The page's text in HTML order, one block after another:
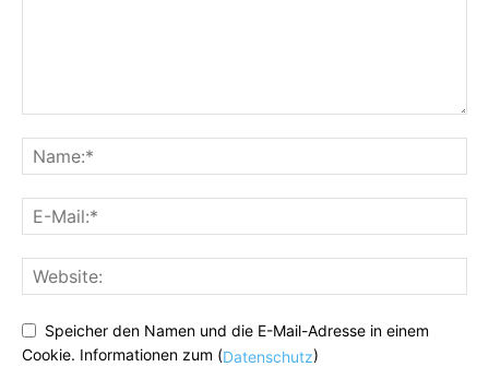
Speicher den Namen und die E-Mail-Adresse in einem
Cookie. Informationen zum (Datenschutz)